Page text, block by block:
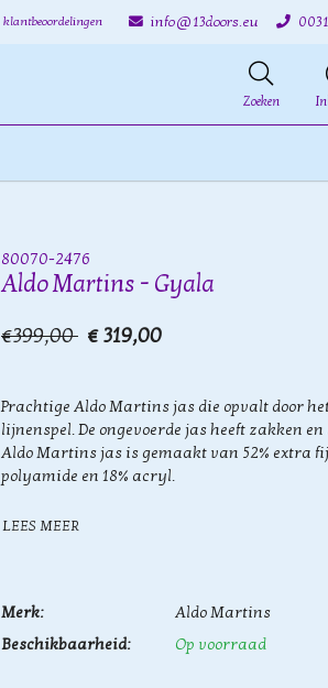
klantbeoordelingen info@13doors.eu
Zoeken
80070-2476
Aldo Martins - Gyala
€399,00 € 319,00
Prachtige Aldo Martins jas die opvalt door
lijnenspel. De ongevoerde jas heeft zakken
Aldo Martins jas is gemaakt van 52% extra
polyamide en 18% acryl.
LEES MEER
Merk:
Aldo Martins
Beschikbaarheid:
Op voorraad